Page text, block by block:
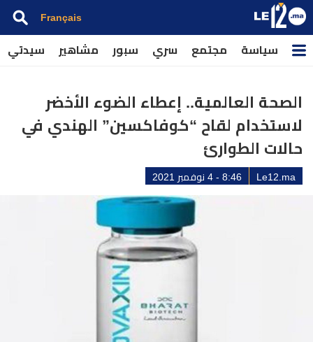
Français
سياسة مجتمع سري سبور مشاهير سيدتي
الصحة العالمية.. إعطاء الضوء الأخضر
لاستخدام لقاح “كوفاكسين” الهندي في
حالات الطوارئ
Le12.ma 8:46 - 4 نوفمبر 2021